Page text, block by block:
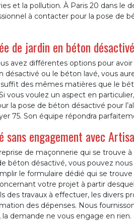
et la pollution. À Paris 20 dans le
à contacter pour la pose de
de jardin en béton
avez différentes options pour
désactivé ou le béton lavé, vous
suffit des mêmes matières que le
vous voulez un aspect en
la pose de béton désactivé pour
75. Son équipe répondra
sans engagement avec
de maçonnerie qui se trouve à
béton désactivé, vous pouvez
le formulaire dédié qui se
votre projet à partir
des travaux à effectuer, les divers
des dépenses. Nous
demande ne vous engage en rien.